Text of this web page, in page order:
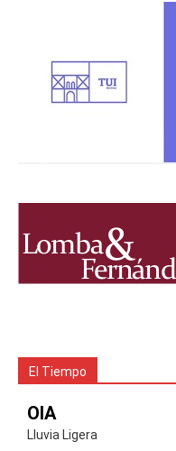
El Tiempo
OIA
Lluvia Ligera